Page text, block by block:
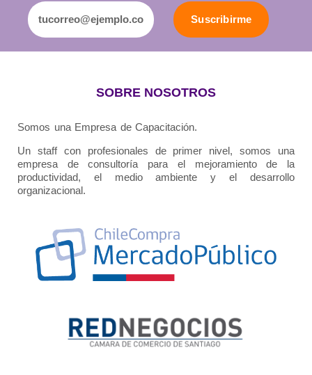
Suscribirme
SOBRE NOSOTROS
Somos una Empresa de Capacitación.
Un staff con profesionales de primer nivel, somos una
empresa de consultoría para el mejoramiento de la
productividad, el medio ambiente y el desarrollo
organizacional.